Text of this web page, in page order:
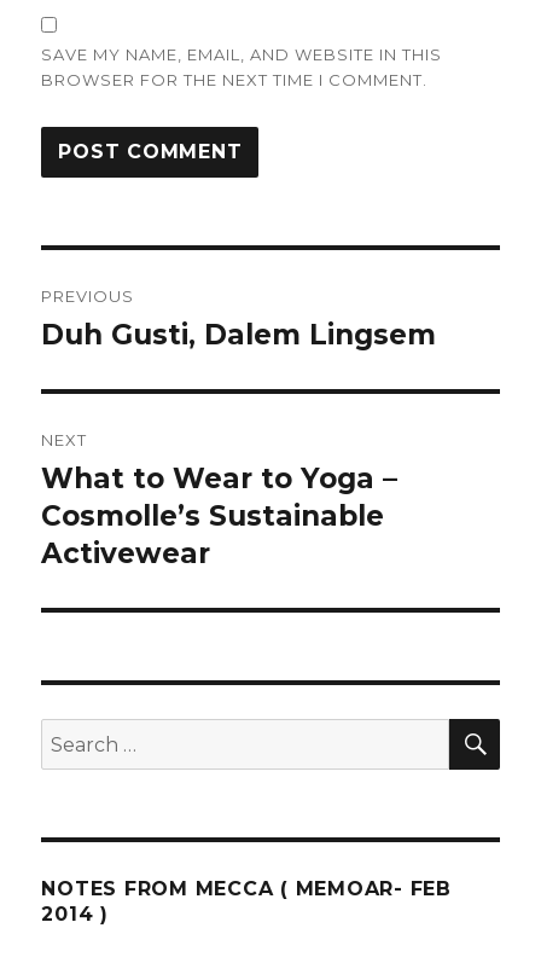
SAVE MY NAME, EMAIL, AND WEBSITE IN THIS
BROWSER FOR THE NEXT TIME I COMMENT.
navigation
PREVIOUS
Previous
Duh Gusti, Dalem Lingsem
NEXT
Next
post:
What to Wear to Yoga –
Cosmolle’s Sustainable
Activewear
Search
for:
NOTES FROM MECCA ( MEMOAR- FEB
2014 )